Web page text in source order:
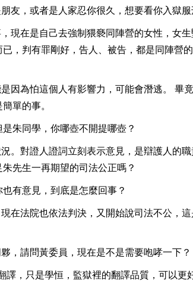
友，或者是人家忍你很久，想要看你入獄
現在是自己去強制猥褻同陣營的女性，女
，判有罪剛好，告人、被告，都是同陣營
因為怕這個人有影響力，可能會潛逃。 畢
單的事。
朱同學，你哪壺不開提哪壺？
。對證人證詞立刻表示意見，是辯護人的
先生一再期望的司法公正嗎？
有意見，到底是怎麼回事？
在法院也依法判決，又開始說司法不公，
，請問黃委員，現在是不是需要咆哮一下？
譯，只是學恒，監獄裡的翻譯品質，可以更